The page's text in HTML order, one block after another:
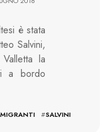
è stata
Salvini,
la
a bordo
MIGRANTI #SALVINI